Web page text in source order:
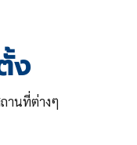
ง
านที่ต่างๆ